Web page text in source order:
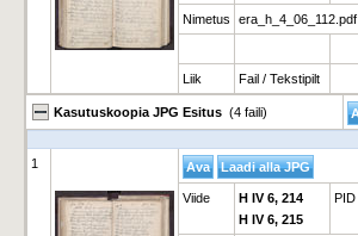
Nimetus era_h_4_06_112.pdf
Liik Fail / Tekstipilt
Kasutuskoopia JPG Esitus (4 faili)
1
Viide
H IV 6, 214
H IV 6, 215
PID